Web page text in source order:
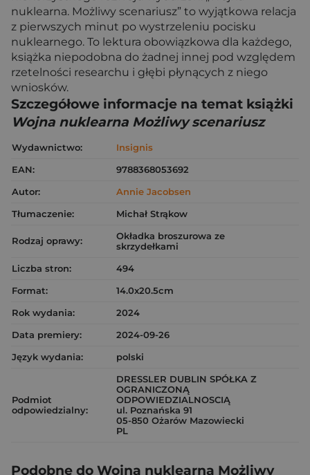
nuklearna. Możliwy scenariusz” to wyjątkowa relacja
z pierwszych minut po wystrzeleniu pocisku
nuklearnego. To lektura obowiązkowa dla każdego,
książka niepodobna do żadnej innej pod względem
rzetelności researchu i głębi płynących z niego
wniosków.
Szczegółowe informacje na temat książki
Wojna nuklearna Możliwy scenariusz
Wydawnictwo:
Insignis
EAN:
9788368053692
Autor:
Annie Jacobsen
Tłumaczenie:
Michał Strąkow
Rodzaj oprawy:
Okładka broszurowa ze
skrzydełkami
Liczba stron:
494
Format:
14.0x20.5cm
Rok wydania:
2024
Data premiery:
2024-09-26
Język wydania:
polski
Podmiot
odpowiedzialny:
DRESSLER DUBLIN SPÓŁKA Z
OGRANICZONĄ
ODPOWIEDZIALNOSCIĄ
ul. Poznańska 91
05-850 Ożarów Mazowiecki
PL
Podobne do Wojna nuklearna Możliwy